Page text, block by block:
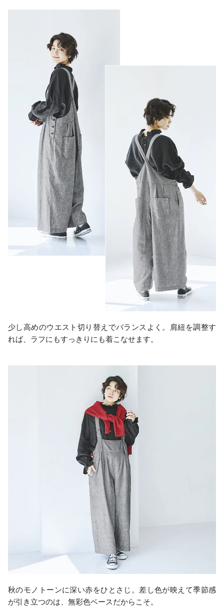
少し高めのウエスト切り替えでバランスよく。肩紐を調整す
れば、ラフにもすっきりにも着こなせます。
秋のモノトーンに深い赤をひとさじ。差し色が映えて季節感
が引き立つのは、無彩色ベースだからこそ。